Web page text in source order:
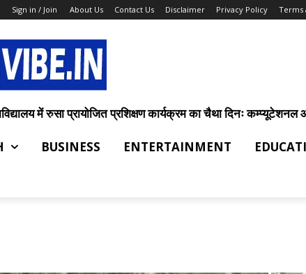
Sign in / Join About Us Contact Us Disclaimer Privacy Policy Terms
में रुसा प्रायोजित प्रशिक्षण कार्यक्रम का चैथा दिनः कम्प्यूटेशनल
BUSINESS ENTERTAINMENT